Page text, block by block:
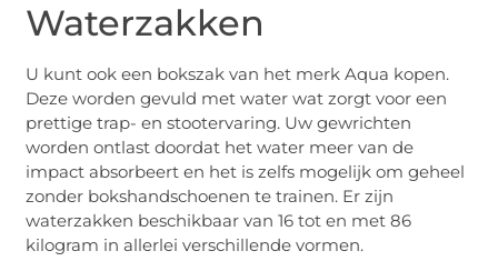
Waterzakken
U kunt ook een bokszak van het merk Aqua kopen.
Deze worden gevuld met water wat zorgt voor een
prettige trap- en stootervaring. Uw gewrichten
worden ontlast doordat het water meer van de
impact absorbeert en het is zelfs mogelijk om geheel
zonder bokshandschoenen te trainen. Er zijn
waterzakken beschikbaar van 16 tot en met 86
kilogram in allerlei verschillende vormen.